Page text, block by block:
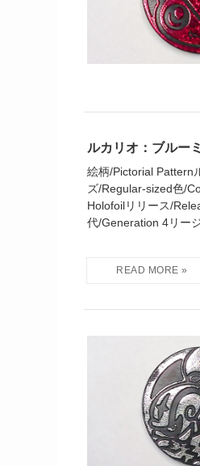
ルカリオ：ブルー
絵柄/Pictorial Pattern
ズ/Regular-sized色/
Holofoilリリース/
代/Generation 4リー